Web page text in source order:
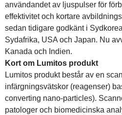
användandet av ljuspulser för
effektivitet och kortare
sedan tidigare godkänt i
Sydafrika, USA och Japan. Nu
Kanada och Indien.
Kort om Lumitos produkt
Lumitos produkt består av en
infärgningsvätskor (reagenser)
converting nano-particles).
patologer och biomedicinska